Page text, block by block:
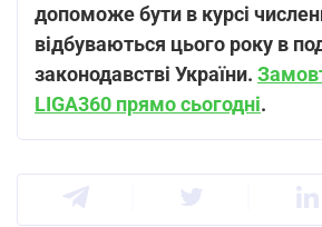
допоможе бути в курсі
відбуваються цього року в
законодавстві України.
LIGA360 прямо сьогодні.